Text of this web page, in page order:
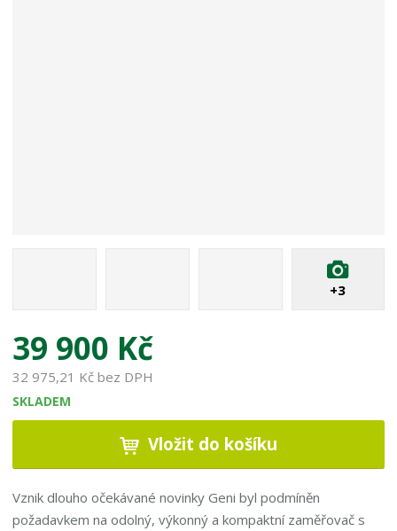
+3
39 900 Kč
32 975,21 Kč bez DPH
SKLADEM
Vložit do košíku
Vznik dlouho očekávané novinky Geni byl podmíněn
požadavkem na odolný, výkonný a kompaktní zaměřovač s